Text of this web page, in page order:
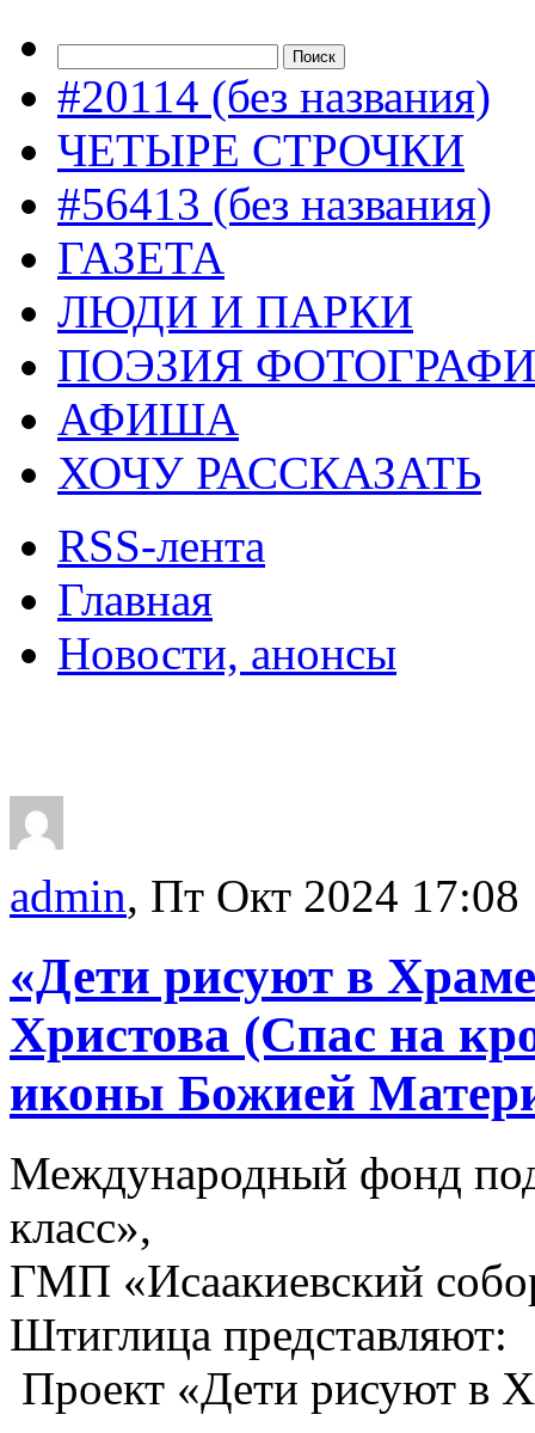
#20114 (без названия)
ЧЕТЫРЕ СТРОЧКИ
#56413 (без названия)
ГАЗЕТА
ЛЮДИ И ПАРКИ
ПОЭЗИЯ
АФИША
ХОЧУ РАССКАЗАТЬ
RSS-лента
Главная
Новости, анонсы
admin, Пт Окт 2024 17:08
«Дети рисуют в
Христова (Спас на
иконы Божией
Международный фонд
класс»,
ГМП «Исаакиевский
Штиглица представляют:
Проект «Дети рисуют в